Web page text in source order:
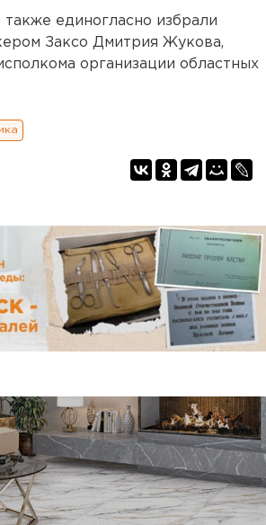
единогласно избрали
Заксо Дмитрия Жукова,
организации областных